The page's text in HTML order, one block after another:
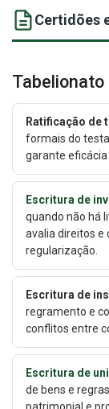
Certidões
Ratificação de
formais do
garante eficácia
Escritura de
quando não há
avalia direitos e
regularização.
Escritura de
regramento e
conflitos entre
Escritura de
de bens e